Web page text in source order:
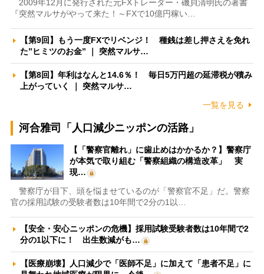
2009年12月に発行された元FXトレーダー・磯貝清明氏の著書
『突然マルサがやって来た！～FXで10億円稼い…
【第9回】もう一度FXでリベンジ！ 種銭は差し押さえを免れ
た”ヒミツのお金” ｜ 突然マルサ…
【第8回】年利はなんと14.6％！ 毎日5万円超の延滞税が積み
上がっていく ｜ 突然マルサ…
一覧を見る
河合雅司「人口減少ニッポンの活路」
【「警察官離れ」に歯止めはかかるか？】警察庁
が本気で取り組む「警察組織の構造改革」 実
現…
警察庁が目下、頭を悩ませているのが「警察官不足」だ。警察
官の採用試験の受験者数は10年間で2分の1以…
【安全・安心ニッポンの危機】採用試験受験者数は10年間で2
分の1以下に！ 出生数減がも…
【医療崩壊】人口減少で「医師不足」に加えて「患者不足」に